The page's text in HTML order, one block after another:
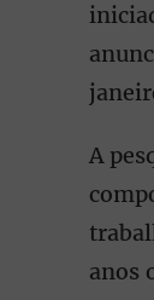
A
anos